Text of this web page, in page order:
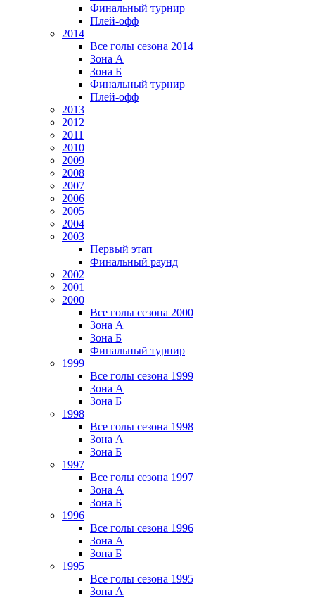
Финальный турнир
Плей-офф
2014
Все голы сезона 2014
Зона А
Зона Б
Финальный турнир
Плей-офф
2013
2012
2011
2010
2009
2008
2007
2006
2005
2004
2003
Первый этап
Финальный раунд
2002
2001
2000
Все голы сезона 2000
Зона А
Зона Б
Финальный турнир
1999
Все голы сезона 1999
Зона А
Зона Б
1998
Все голы сезона 1998
Зона А
Зона Б
1997
Все голы сезона 1997
Зона А
Зона Б
1996
Все голы сезона 1996
Зона А
Зона Б
1995
Все голы сезона 1995
Зона А